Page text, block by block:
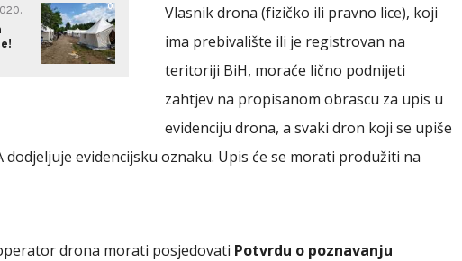
0
Vlasnik drona (fizičko ili pravno lice), koji
ima prebivalište ili je registrovan na
teritoriji BiH, moraće lično podnijeti
zahtjev na propisanom obrascu za upis u
evidenciju drona, a svaki dron koji se upiše
dodjeljuje evidencijsku oznaku. Upis će se morati produžiti na
drona morati posjedovati Potvrdu o poznavanju